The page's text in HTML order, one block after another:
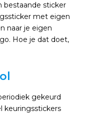
bestaande sticker
met eigen
naar je eigen
Hoe je dat doet,
gekeurd
keuringsstickers